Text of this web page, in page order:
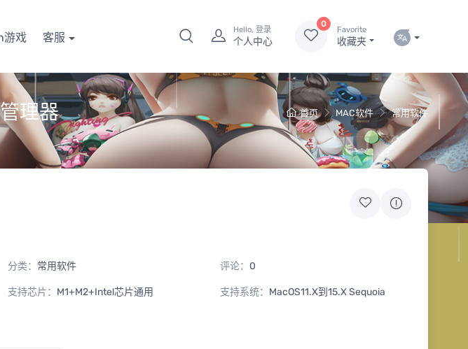
游戏 客服
Hello, 登录
个人中心
0
Favorite
收藏夹
首页 MAC软件 常用软件
理器
分类： 常用软件 评论： 0
支持芯片： M1+M2+Intel芯片通用 支持系统： MacOS11.X到15.X Sequoia